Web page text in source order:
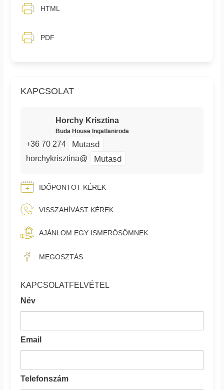
KAPCSOLAT
Horchy Krisztina
Buda House Ingatlaniroda
+36 70 274 Mutasd
horchykrisztina@ Mutasd
IDŐPONTOT KÉREK
VISSZAHÍVÁST KÉREK
AJÁNLOM EGY ISMERŐSÖMNEK
MEGOSZTÁS
KAPCSOLATFELVÉTEL
Név
Email
Telefonszám
HTML
PDF